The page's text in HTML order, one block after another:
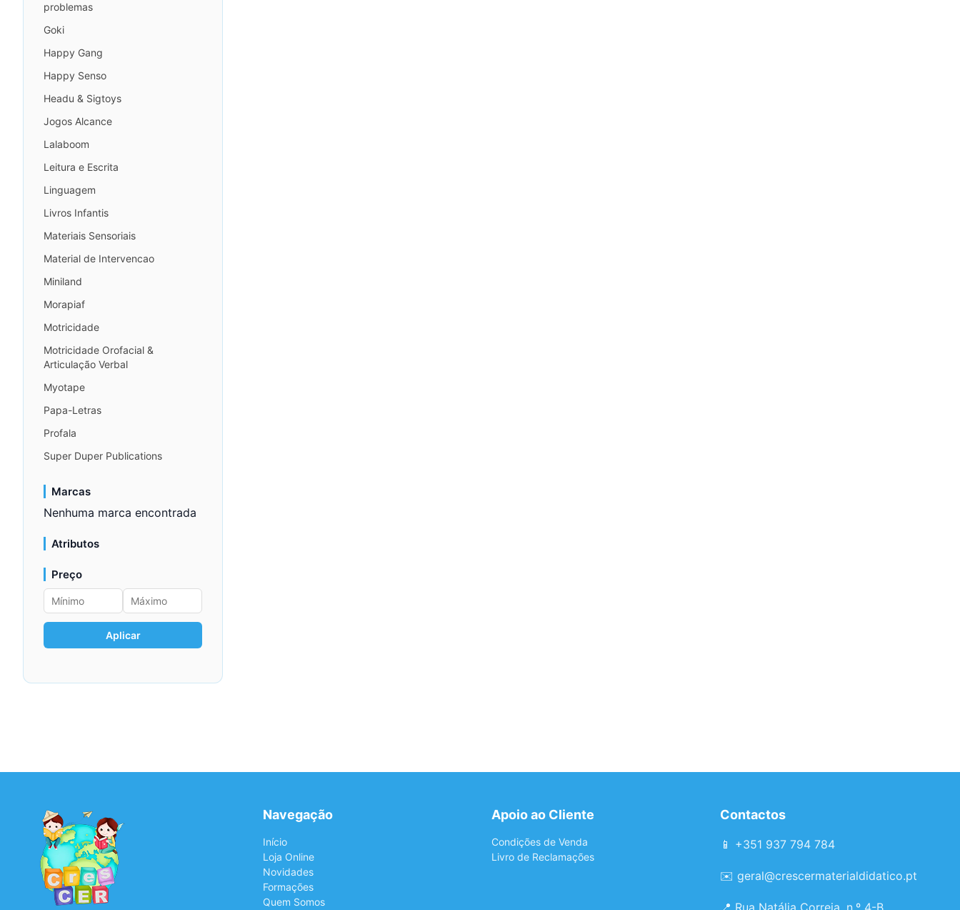
problemas
Goki
Happy Gang
Happy Senso
Headu & Sigtoys
Jogos Alcance
Lalaboom
Leitura e Escrita
Linguagem
Livros Infantis
Materiais Sensoriais
Material de Intervencao
Miniland
Morapiaf
Motricidade
Motricidade Orofacial &
Articulação Verbal
Myotape
Papa-Letras
Profala
Super Duper Publications
Marcas
Nenhuma marca encontrada
Atributos
Preço
Aplicar
Navegação
Início
Loja Online
Novidades
Formações
Quem Somos
Apoio ao Cliente
Condições de Venda
Livro de Reclamações
Contactos
📱 +351 937 794 784
✉️ geral@crescermaterialdidatico.pt
📍 Rua Natália Correia, n.º 4-B